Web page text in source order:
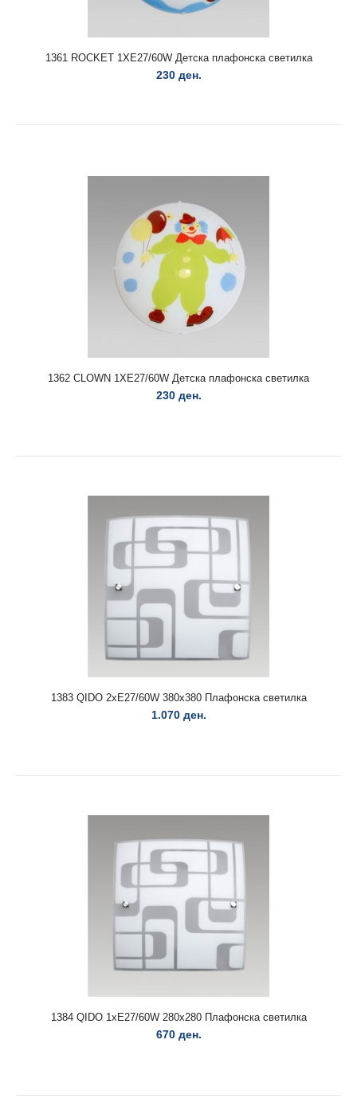
1310 MERIVA 2xE27/60W Плафонска светилка
720 ден.
1311 MERIVA 1xE27/60W плафонска светилка
375 ден.
1311 MERIVA 1xE27/60W плафонска светилка..
1361 ROCKET 1XE27/60W Детска плафонска светилка
230 ден.
1362 CLOWN 1XE27/60W Детска плафонска светилка
230 ден.
1383 QIDO 2xE27/60W 380x380 Плафонска светилка
1.070 ден.
1384 QIDO 1xE27/60W 280x280 Плафонска светилка
670 ден.